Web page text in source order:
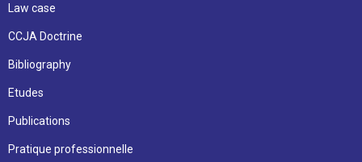
Law case
CCJA Doctrine
Bibliography
Etudes
Publications
Pratique professionnelle